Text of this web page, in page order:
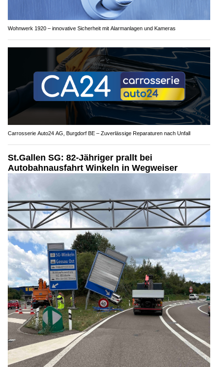
Wohnwerk 1920 – innovative Sicherheit mit Alarmanlagen und Kameras
Carrosserie Auto24 AG, Burgdorf BE – Zuverlässige Reparaturen nach Unfall
St.Gallen SG: 82-Jähriger prallt bei
Autobahnausfahrt Winkeln in Wegweiser